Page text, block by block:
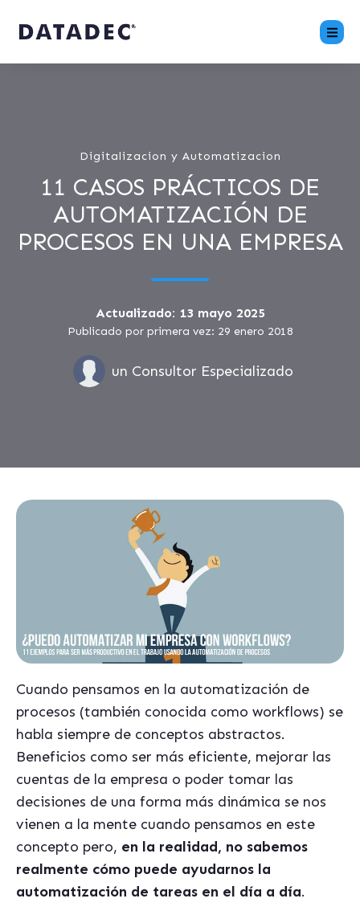
Digitalizacion y Automatizacion
11 CASOS PRÁCTICOS DE
AUTOMATIZACIÓN DE
PROCESOS EN UNA EMPRESA
Actualizado: 13 mayo 2025
Publicado por primera vez: 29 enero 2018
un Consultor Especializado
Cuando pensamos en la automatización de
procesos (también conocida como workflows) se
habla siempre de conceptos abstractos.
Beneficios como ser más eficiente, mejorar las
cuentas de la empresa o poder tomar las
decisiones de una forma más dinámica se nos
vienen a la mente cuando pensamos en este
concepto pero, en la realidad, no sabemos
realmente cómo puede ayudarnos la
automatización de tareas en el día a día.